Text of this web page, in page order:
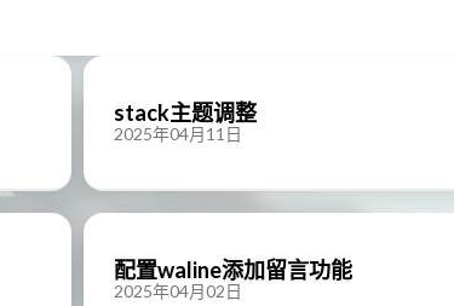
stack主题调整
2025年04月11日
配置waline添加留言功能
2025年04月02日